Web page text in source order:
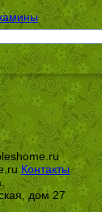
Контакты
дом 27